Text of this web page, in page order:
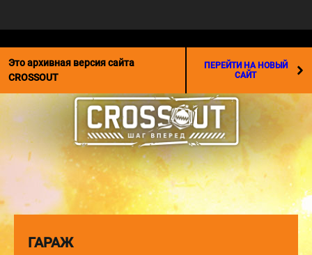
Это архивная версия сайта
CROSSOUT
ПЕРЕЙТИ НА НОВЫЙ
САЙТ
ГАРАЖ